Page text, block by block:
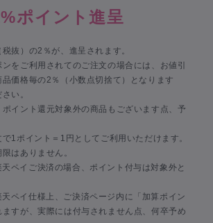
ポイント進呈
抜）の2％が、進呈されます。
をご利用されてのご注文の場合には、お値引
価格毎の2％（小数点切捨て）となります
い。
イント還元対象外の商品もございます点、予
1ポイント＝1円としてご利用いただけます。
はありません。
ペイご決済の場合、ポイント付与は対象外と
ペイ仕様上、ご決済ページ内に「加算ポイン
ますが、実際には付与されません点、何卒予め